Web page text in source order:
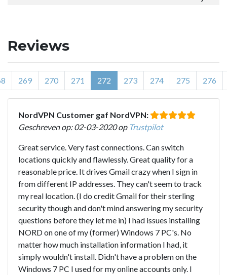
Reviews
269 270 271 272 273 274 275 276
NordVPN Customer gaf NordVPN:
Geschreven op: 02-03-2020 op Trustpilot
Great service. Very fast connections. Can switch
locations quickly and flawlessly. Great quality for a
reasonable price. It drives Gmail crazy when I sign in
from different IP addresses. They can't seem to track
my real location. (I do credit Gmail for their sterling
security though and don't mind answering my security
questions before they let me in) I had issues installing
NORD on one of my (former) Windows 7 PC's. No
matter how much installation information I had, it
simply wouldn't install. Didn't have a problem on the
Windows 7 PC I used for my online accounts only. I